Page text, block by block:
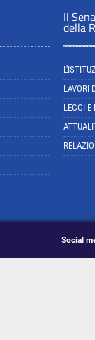
Il
della
LAVORI
LEGGI E
Social